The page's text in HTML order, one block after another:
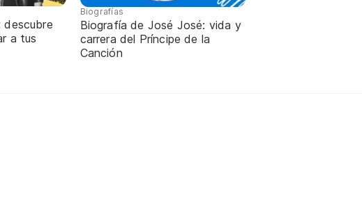
descubre
a tus
Biografías
Biografía de José José: vida y
carrera del Príncipe de la
Canción